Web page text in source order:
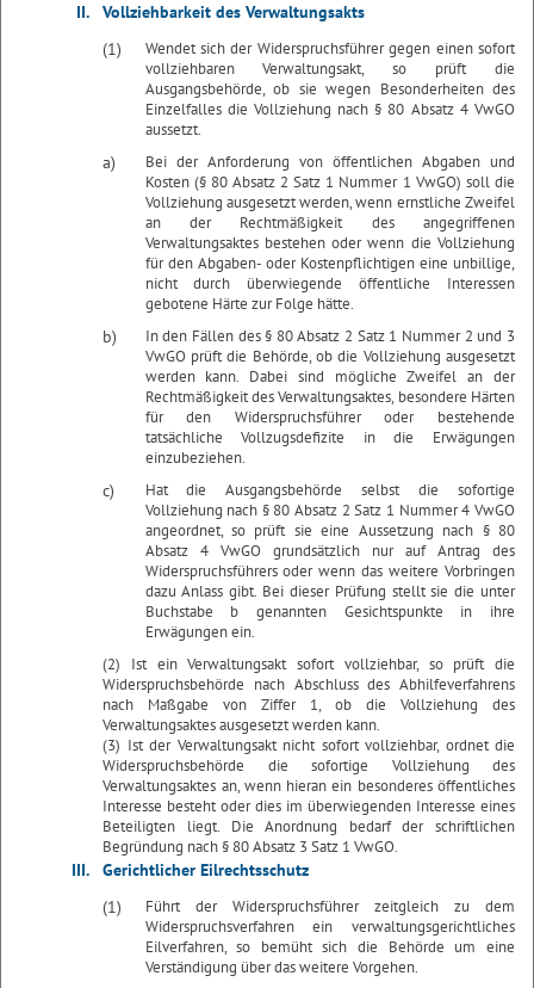
II.
Vollziehbarkeit des Verwaltungsakts
(1)
Wendet sich der Widerspruchsführer gegen einen sofort
vollziehbaren Verwaltungsakt, so prüft die
Ausgangsbehörde, ob sie wegen Besonderheiten des
Einzelfalles die Vollziehung nach § 80 Absatz 4 VwGO
aussetzt.
a)
Bei der Anforderung von öffentlichen Abgaben und
Kosten (§ 80 Absatz 2 Satz 1 Nummer 1 VwGO) soll die
Vollziehung ausgesetzt werden, wenn ernstliche Zweifel
an der Rechtmäßigkeit des angegriffenen
Verwaltungsaktes bestehen oder wenn die Vollziehung
für den Abgaben- oder Kostenpflichtigen eine unbillige,
nicht durch überwiegende öffentliche Interessen
gebotene Härte zur Folge hätte.
b)
In den Fällen des § 80 Absatz 2 Satz 1 Nummer 2 und 3
VwGO prüft die Behörde, ob die Vollziehung ausgesetzt
werden kann. Dabei sind mögliche Zweifel an der
Rechtmäßigkeit des Verwaltungsaktes, besondere Härten
für den Widerspruchsführer oder bestehende
tatsächliche Vollzugsdefizite in die Erwägungen
einzubeziehen.
c)
Hat die Ausgangsbehörde selbst die sofortige
Vollziehung nach § 80 Absatz 2 Satz 1 Nummer 4 VwGO
angeordnet, so prüft sie eine Aussetzung nach § 80
Absatz 4 VwGO grundsätzlich nur auf Antrag des
Widerspruchsführers oder wenn das weitere Vorbringen
dazu Anlass gibt. Bei dieser Prüfung stellt sie die unter
Buchstabe b genannten Gesichtspunkte in ihre
Erwägungen ein.
(2) Ist ein Verwaltungsakt sofort vollziehbar, so prüft die
Widerspruchsbehörde nach Abschluss des Abhilfeverfahrens
nach Maßgabe von Ziffer 1, ob die Vollziehung des
Verwaltungsaktes ausgesetzt werden kann.
(3) Ist der Verwaltungsakt nicht sofort vollziehbar, ordnet die
Widerspruchsbehörde die sofortige Vollziehung des
Verwaltungsaktes an, wenn hieran ein besonderes öffentliches
Interesse besteht oder dies im überwiegenden Interesse eines
Beteiligten liegt. Die Anordnung bedarf der schriftlichen
Begründung nach § 80 Absatz 3 Satz 1 VwGO.
III.
Gerichtlicher Eilrechtsschutz
(1)
Führt der Widerspruchsführer zeitgleich zu dem
Widerspruchsverfahren ein verwaltungsgerichtliches
Eilverfahren, so bemüht sich die Behörde um eine
Verständigung über das weitere Vorgehen.